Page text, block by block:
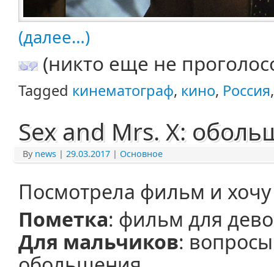
(далее…)
(никто еще не
Tagged кинематограф, кино, Россия
Sex and Mrs. X:
By news | 29.03.2017 | Основное
Посмотрела фильм и хочу
Пометка: фильм для
Для мальчиков: